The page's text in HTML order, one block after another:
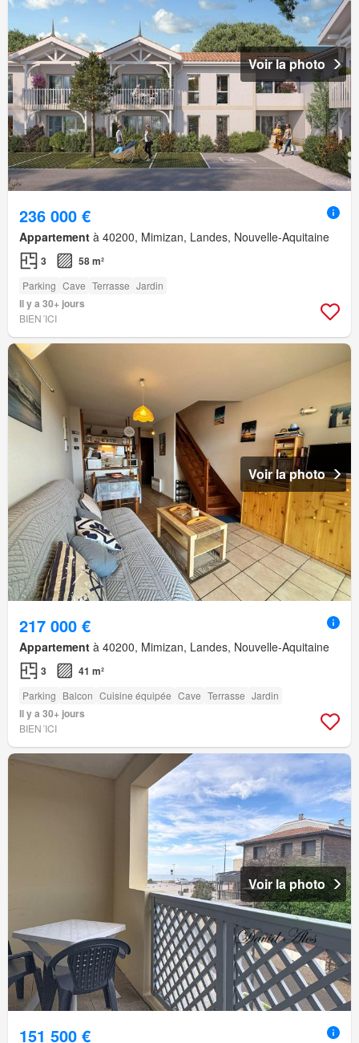
Voir la photo
236 000 €
Appartement à 40200, Mimizan, Landes, Nouvelle-Aquitaine
3 58 m²
Parking Cave Terrasse Jardin
Il y a 30+ jours
BIEN´ICI
Voir la photo
217 000 €
Appartement à 40200, Mimizan, Landes, Nouvelle-Aquitaine
3 41 m²
Parking Balcon Cuisine équipée Cave Terrasse Jardin
Il y a 30+ jours
BIEN´ICI
Voir la photo
151 500 €